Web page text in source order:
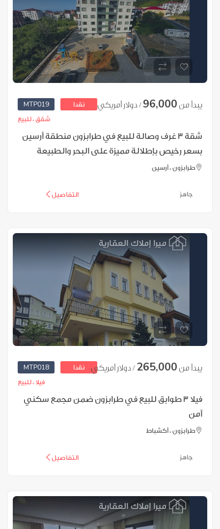
MTP019 نقدا يبدأ من 96,000 / دولار أمريكي
شقق ،للبيع
شقة 3 غرف وصالة للبيع في طرابزون منطقة أرسين
بسعر رخيص بإطلالة مميزة على البحر والطبيعة
طرابزون ، أرسين
التفاصيل
MTP018 نقدا يبدأ من 265,000 / دولار أمريكي
فيلا ،للبيع
فيلا 3 طوابق للبيع في طرابزون ضمن مجمع سكني
آمن
طرابزون ، أكشباط
التفاصيل